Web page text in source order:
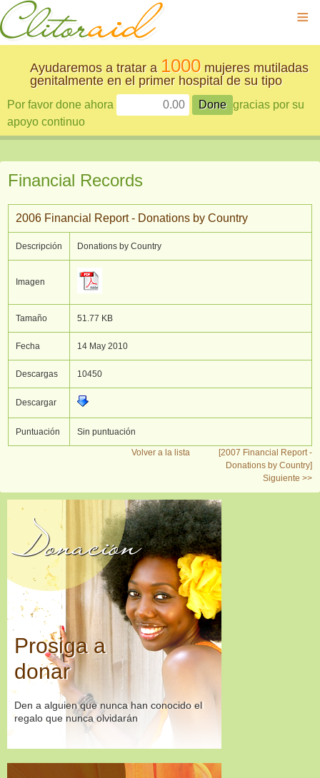
≡
Ayudaremos a tratar a 1000mujeres mutiladas
genitalmente en el primer hospital de su tipo
Por favor done ahora
gracias por su
apoyo continuo
Financial Records
2006 Financial Report - Donations by Country
Descripción Donations by Country
Imagen
Tamaño 51.77 KB
Fecha 14 May 2010
Descargas 10450
Descargar
Puntuación Sin puntuación
Volver a la lista
[2007 Financial Report -
Donations by Country]
Siguiente >>
Donación
Prosiga a
donar
Den a alguien que nunca han conocido el
regalo que nunca olvidarán